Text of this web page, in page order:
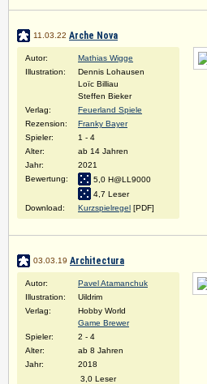
11.03.22 Arche Nova
Autor:
Mathias Wigge
Illustration:
Dennis Lohausen
Loïc Billiau
Steffen Bieker
Verlag:
Feuerland Spiele
Rezension:
Franky Bayer
Spieler:
1 - 4
Alter:
ab 14 Jahren
Jahr:
2021
Bewertung:
5,0 H@LL9000
4,7 Leser
Download:
Kurzspielregel [PDF]
03.03.19 Architectura
Autor:
Pavel Atamanchuk
Illustration:
Uildrim
Verlag:
Hobby World
Game Brewer
Spieler:
2 - 4
Alter:
ab 8 Jahren
Jahr:
2018
3,0 Leser